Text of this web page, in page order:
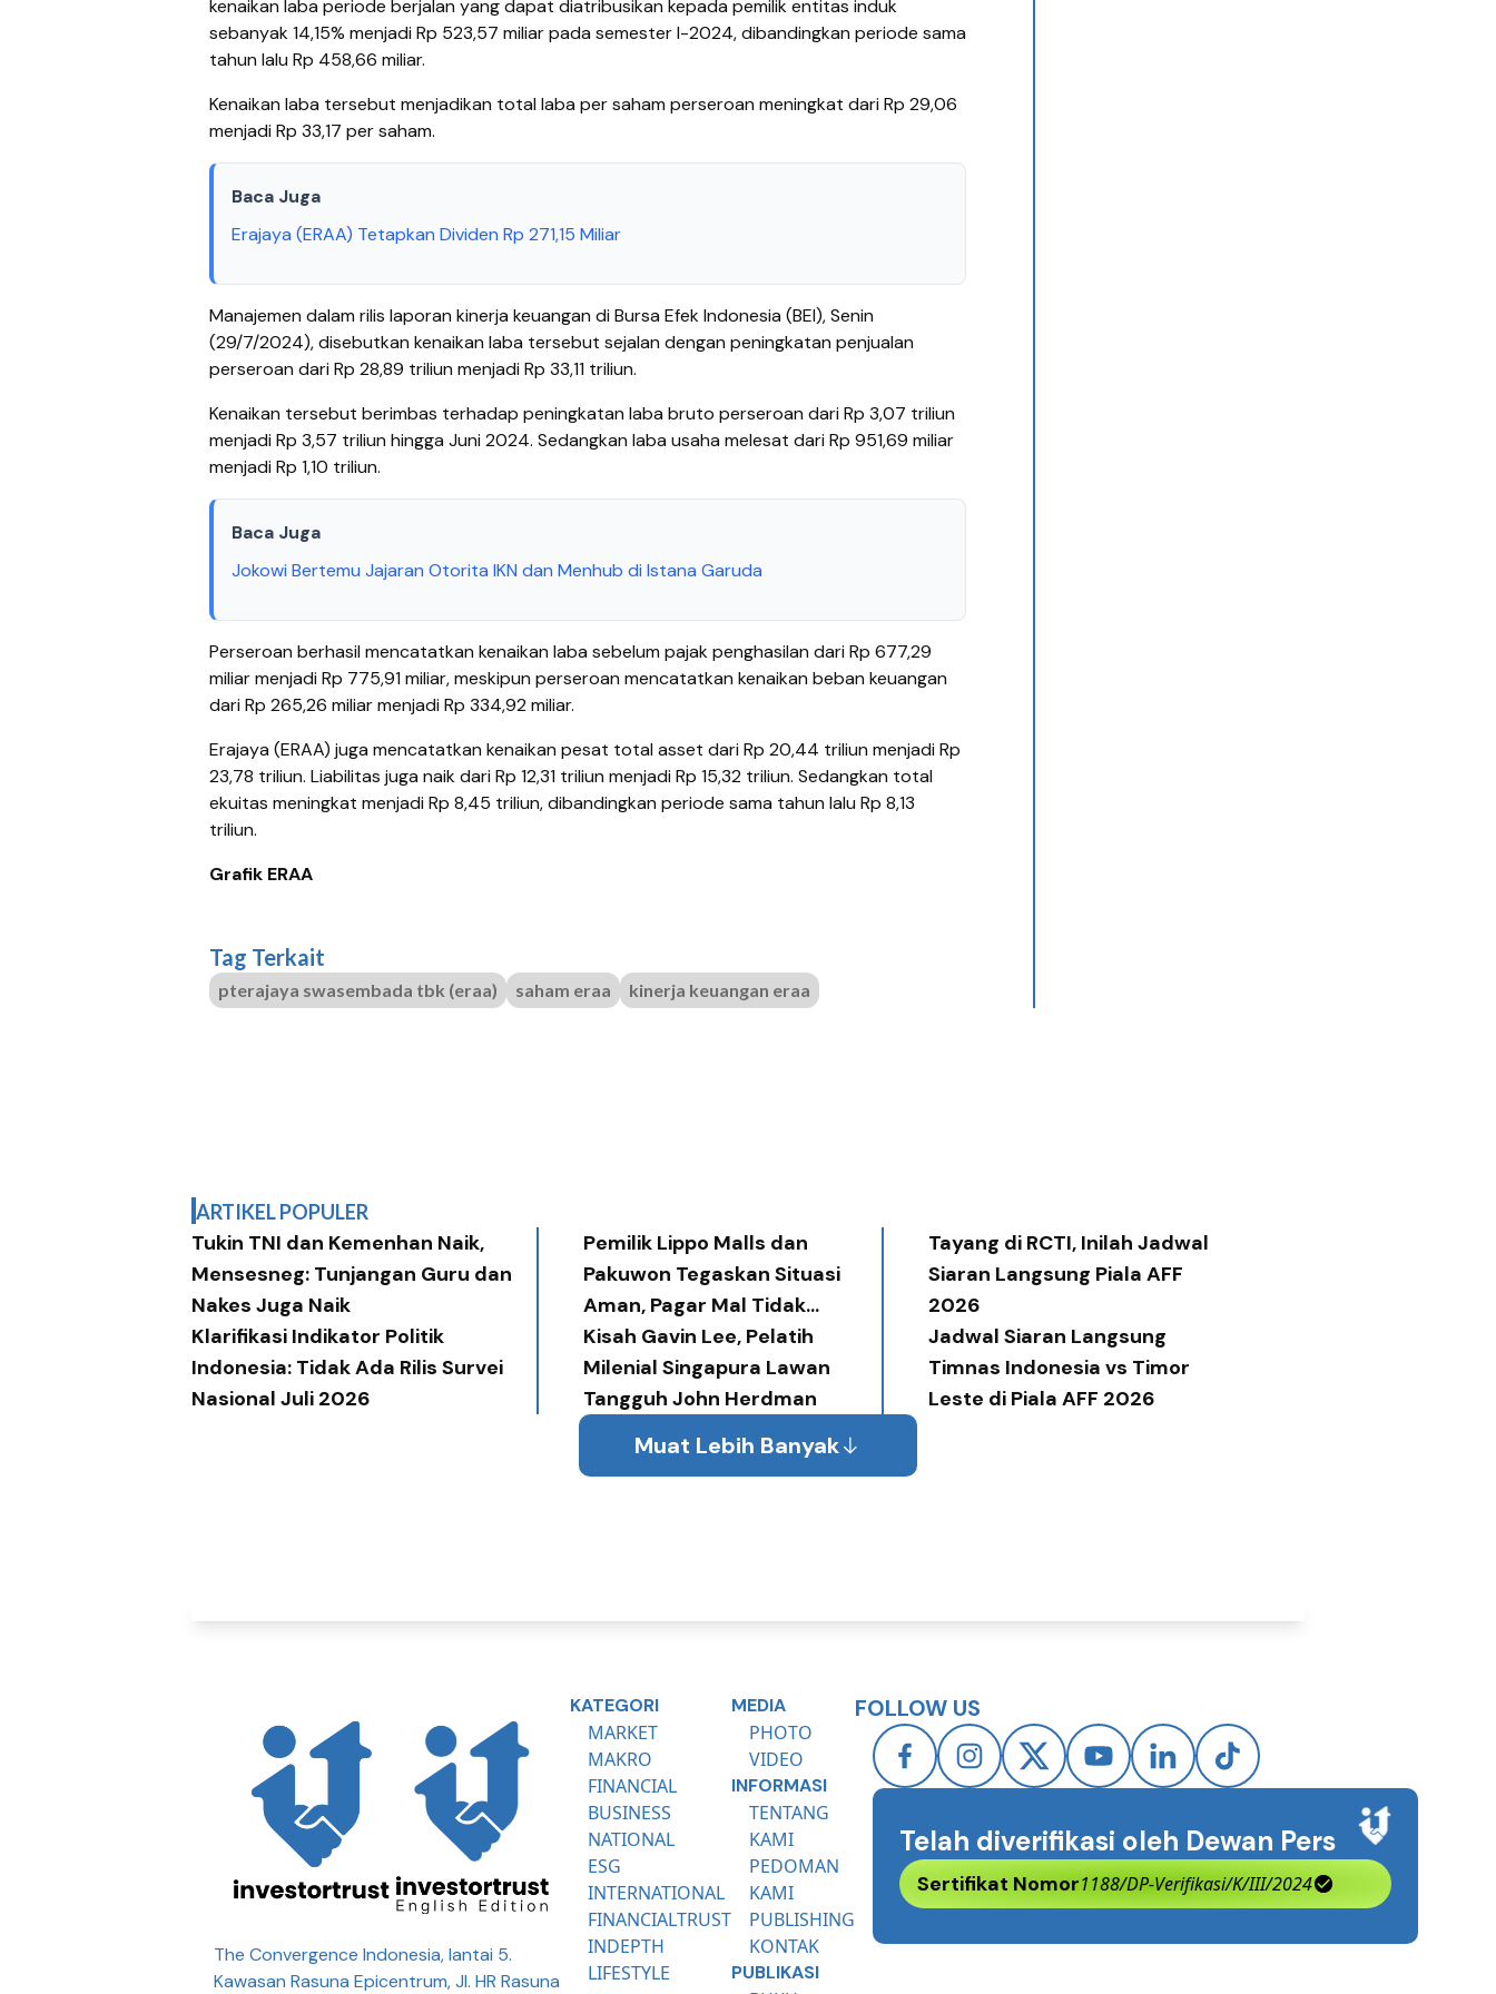
kenaikan laba periode berjalan yang dapat diatribusikan kepada pemilik entitas induk
sebanyak 14,15% menjadi Rp 523,57 miliar pada semester I-2024, dibandingkan periode sama
tahun lalu Rp 458,66 miliar.
Kenaikan laba tersebut menjadikan total laba per saham perseroan meningkat dari Rp 29,06
menjadi Rp 33,17 per saham.
Baca Juga
Erajaya (ERAA) Tetapkan Dividen Rp 271,15 Miliar
Manajemen dalam rilis laporan kinerja keuangan di Bursa Efek Indonesia (BEI), Senin
(29/7/2024), disebutkan kenaikan laba tersebut sejalan dengan peningkatan penjualan
perseroan dari Rp 28,89 triliun menjadi Rp 33,11 triliun.
Kenaikan tersebut berimbas terhadap peningkatan laba bruto perseroan dari Rp 3,07 triliun
menjadi Rp 3,57 triliun hingga Juni 2024. Sedangkan laba usaha melesat dari Rp 951,69 miliar
menjadi Rp 1,10 triliun.
Baca Juga
Jokowi Bertemu Jajaran Otorita IKN dan Menhub di Istana Garuda
Perseroan berhasil mencatatkan kenaikan laba sebelum pajak penghasilan dari Rp 677,29
miliar menjadi Rp 775,91 miliar, meskipun perseroan mencatatkan kenaikan beban keuangan
dari Rp 265,26 miliar menjadi Rp 334,92 miliar.
Erajaya (ERAA) juga mencatatkan kenaikan pesat total asset dari Rp 20,44 triliun menjadi Rp
23,78 triliun. Liabilitas juga naik dari Rp 12,31 triliun menjadi Rp 15,32 triliun. Sedangkan total
ekuitas meningkat menjadi Rp 8,45 triliun, dibandingkan periode sama tahun lalu Rp 8,13
triliun.
Grafik ERAA
Tag Terkait
pterajaya swasembada tbk (eraa) saham eraa kinerja keuangan eraa
ARTIKEL POPULER
Tukin TNI dan Kemenhan Naik,
Mensesneg: Tunjangan Guru dan
Nakes Juga Naik
Pemilik Lippo Malls dan
Pakuwon Tegaskan Situasi
Aman, Pagar Mal Tidak
Diperlukan
Tayang di RCTI, Inilah Jadwal
Siaran Langsung Piala AFF
2026
Klarifikasi Indikator Politik
Indonesia: Tidak Ada Rilis Survei
Nasional Juli 2026
Kisah Gavin Lee, Pelatih
Milenial Singapura Lawan
Tangguh John Herdman
Jadwal Siaran Langsung
Timnas Indonesia vs Timor
Leste di Piala AFF 2026
Muat Lebih Banyak
The Convergence Indonesia, lantai 5.
Kawasan Rasuna Epicentrum, Jl. HR Rasuna
KATEGORI
MARKET
MAKRO
FINANCIAL
BUSINESS
NATIONAL
ESG
INTERNATIONAL
FINANCIALTRUST
INDEPTH
LIFESTYLE
MEDIA
PHOTO
VIDEO
INFORMASI
TENTANG
KAMI
PEDOMAN
KAMI
PUBLISHING
KONTAK
PUBLIKASI
FOLLOW US
Telah diverifikasi oleh Dewan Pers
Sertifikat Nomor1188/DP-Verifikasi/K/III/2024